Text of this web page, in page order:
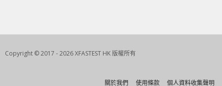
Copyright © 2017 - 2026 XFASTEST HK 版權所有
關於我們 使用條款 個人資料收集聲明